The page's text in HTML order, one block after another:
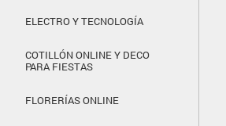
ELECTRO Y TECNOLOGÍA
COTILLÓN ONLINE Y DECO
PARA FIESTAS
FLORERÍAS ONLINE